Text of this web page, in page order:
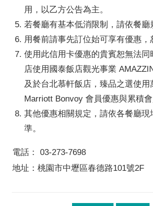
用，以乙方公告為主。
若餐廳有基本低消限制，請依餐廳
用餐前請事先訂位始可享有優惠，
使用此信用卡優惠的貴賓恕無法同
店使用國泰飯店觀光事業
及於台北慕軒飯店，臻品之選使用
Marriott Bonvoy 會員優惠與累積會
其他優惠相關規定，請依各餐廳現
準。
電話： 03-273-7698
地址：桃園市中壢區春德路101號2F